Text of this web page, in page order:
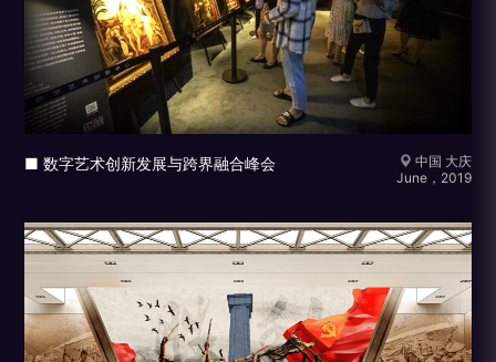
■ 数字艺术创新发展与跨界融合峰会
中国 大庆
June，2019